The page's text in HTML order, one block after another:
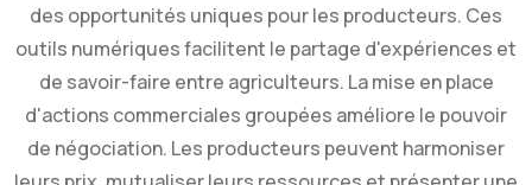
des opportunités uniques pour les producteurs. Ces
outils numériques facilitent le partage d'expériences et
de savoir-faire entre agriculteurs. La mise en place
d'actions commerciales groupées améliore le pouvoir
de négociation. Les producteurs peuvent harmoniser